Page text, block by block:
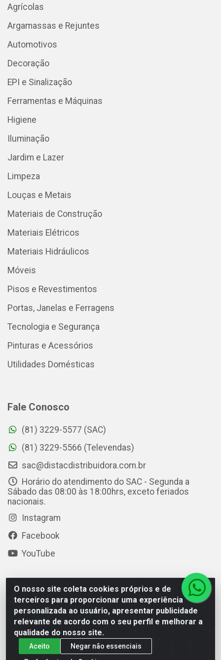
O nosso site coleta cookies próprios e de
terceiros para proporcionar uma experiência
personalizada ao usuário, apresentar publicidade
relevante de acordo com o seu perfil e melhorar a
qualidade do nosso site.
Aceito
Negar não essenciais
Agrícolas
Argamassas e Rejuntes
Automotivos
Decoração
EPI e Sinalização
Ferramentas e Máquinas
Higiene
Iluminação
Jardim e Lazer
Limpeza
Louças e Metais
Materiais de Construção
Materiais Elétricos
Materiais Hidráulicos
Móveis
Pisos e Revestimentos
Portas, Janelas e Ferragens
Tecnologia e Segurança
Pinturas e Acessórios
Utilidades Domésticas
Fale Conosco
(81) 3229-5577 (SAC)
(81) 3229-5566 (Televendas)
sac@distacdistribuidora.com.br
Horário do atendimento do SAC - Segunda a
Sábado das 08:00 às 18:00hrs, exceto feriados
nacionais.
Instagram
Facebook
YouTube
Distac Distribuidora - Av. Durval de Góes Monteiro, 7049 -
Jardim Petrópolis - Maceió/AL - CEP 57061-000 - CNPJ
08.072.649/0001-20